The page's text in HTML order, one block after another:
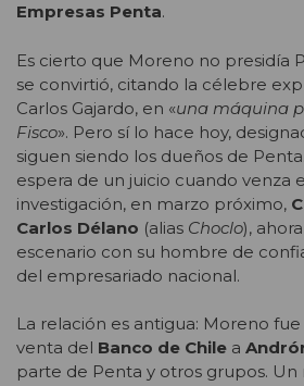
Empresas Penta.
Es cierto que Moreno no presidía
se convirtió, citando la célebre
Carlos Gajardo, en «una máquina
Fisco». Pero sí lo hace hoy,
siguen siendo los dueños de
espera de un juicio cuando venza
investigación, en marzo próximo,
Carlos Délano (alias Choclo),
escenario con su hombre de
del empresariado nacional.
La relación es antigua: Moreno
venta del Banco de Chile a
parte de Penta y otros grupos. Un